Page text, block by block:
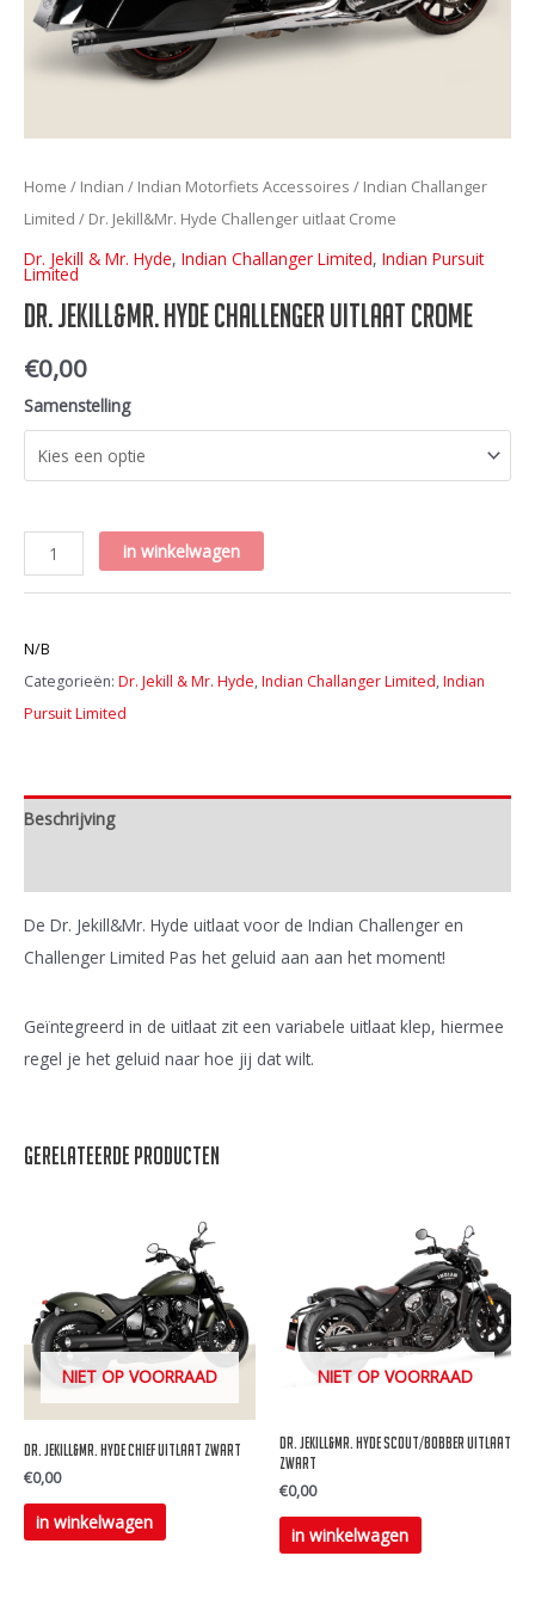
Home / Indian / Indian Motorfiets Accessoires / Indian Challanger
Limited / Dr. Jekill&Mr. Hyde Challenger uitlaat Crome
Dr. Jekill & Mr. Hyde, Indian Challanger Limited, Indian Pursuit
Limited
Dr. Jekill&Mr. Hyde Challenger uitlaat Crome
€0,00
Samenstelling
Jekill&Mr.
Challenger
uitlaat
Crome
in winkelwagen
N/B
Categorieën: Dr. Jekill & Mr. Hyde,Indian Challanger Limited,Indian
Pursuit Limited
Beschrijving
De Dr. Jekill&Mr. Hyde uitlaat voor de Indian Challenger en
Challenger Limited Pas het geluid aan aan het moment!
Geïntegreerd in de uitlaat zit een variabele uitlaat klep, hiermee
regel je het geluid naar hoe jij dat wilt.
Gerelateerde producten
NIET OP VOORRAAD
Dr. Jekill&Mr. Hyde Chief uitlaat zwart
€0,00
in winkelwagen
Dit
product
NIET OP VOORRAAD
Dr. Jekill&Mr. Hyde Scout/Bobber uitlaat
Zwart
€0,00
in winkelwagen
Dit
product